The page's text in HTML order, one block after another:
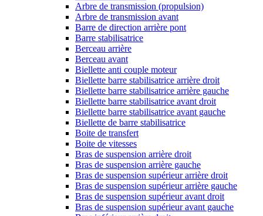
Arbre de transmission (propulsion)
Arbre de transmission avant
Barre de direction arrière pont
Barre stabilisatrice
Berceau arrière
Berceau avant
Biellette anti couple moteur
Biellette barre stabilisatrice arrière droit
Biellette barre stabilisatrice arrière gauche
Biellette barre stabilisatrice avant droit
Biellette barre stabilisatrice avant gauche
Biellette de barre stabilisatrice
Boite de transfert
Boite de vitesses
Bras de suspension arrière droit
Bras de suspension arrière gauche
Bras de suspension supérieur arrière droit
Bras de suspension supérieur arrière gauche
Bras de suspension supérieur avant droit
Bras de suspension supérieur avant gauche